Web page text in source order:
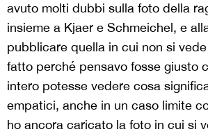
avuto molti dubbi sulla foto della
insieme a Kjaer e Schmeichel, e
pubblicare quella in cui non si vede
fatto perché pensavo fosse giusto
intero potesse vedere cosa
empatici, anche in un caso limite
ho ancora caricato la foto in cui si